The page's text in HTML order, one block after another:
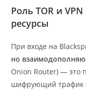
Роль TOR и
ресурсы
При входе на
но
Onion Router) — это
шифрующий трафик